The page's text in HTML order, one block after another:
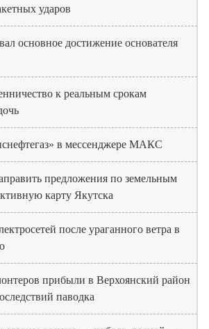
ударов
основное достижение основателя
к реальным срокам
в мессенджере МАКС
предложения по земельным
карту Якутска
после ураганного ветра в
прибыли в Верхоянский район
паводка